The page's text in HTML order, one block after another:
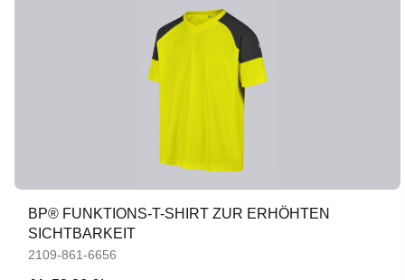
BP® FUNKTIONS-T-SHIRT ZUR ERHÖHTEN
SICHTBARKEIT
2109-861-6656